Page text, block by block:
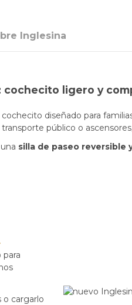
Inglesina
cochecito ligero y
cochecito diseñado para
público o
silla de paseo reversible
para
o cargarlo